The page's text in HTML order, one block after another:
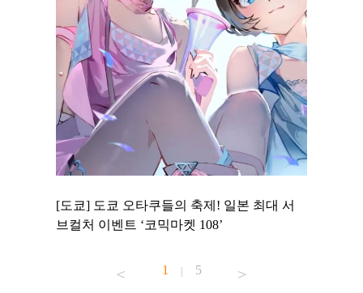
[도쿄] 도쿄 오타쿠들의 축제! 일본 최대 서
브컬처 이벤트 ‘코믹마켓 108’
1 | 5